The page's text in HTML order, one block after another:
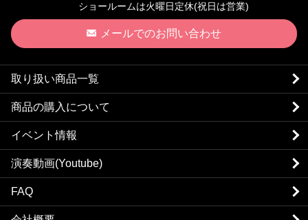
ショールームは火曜日定休(祝日は営業)
メールでのお問い合わせ
取り扱い商品一覧
商品の購入について
イベント情報
演奏動画(Youtube)
FAQ